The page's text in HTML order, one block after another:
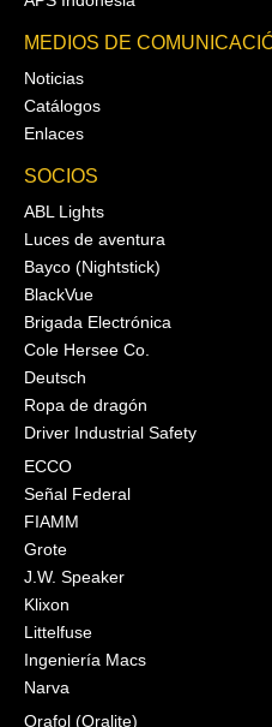
MEDIOS DE
Noticias
Catálogos
Enlaces
SOCIOS
ABL Lights
Luces de aventura
Bayco (Nightstick)
BlackVue
Brigada Electrónica
Cole Hersee Co.
Deutsch
Ropa de dragón
Driver Industrial Safety
ECCO
Señal Federal
FIAMM
Grote
J.W. Speaker
Klixon
Littelfuse
Ingeniería Macs
Narva
Orafol (Oralite)